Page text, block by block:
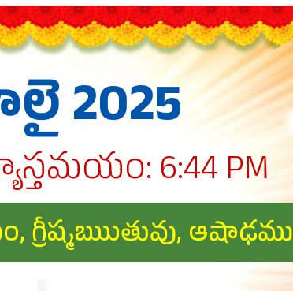
2025
6:44 PM
గ్రీష్మఋుతువు, ఆషాఢము